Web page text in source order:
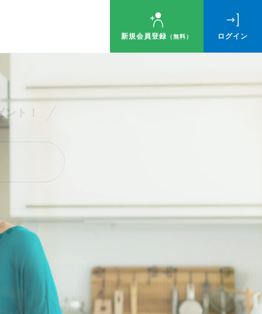
新規会員登録 （無料） ログイン
ト！